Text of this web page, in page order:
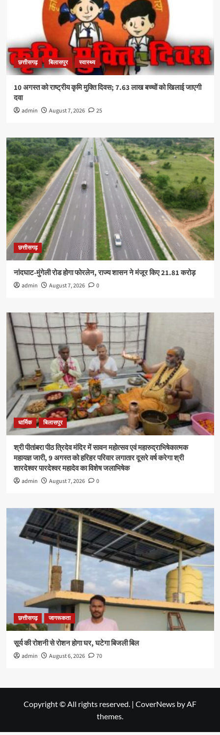
छत्तीसगढ़ बिलासपुर स्वास्थ्य
10 अगस्त को राष्ट्रीय कृमि मुक्ति दिवस; 7.63 लाख बच्चों को खिलाई जाएगी
दवा
admin August 7, 2026 25
छत्तीसगढ़
नांदघाट-मुंगेली रोड होगा फोरलेन, राज्य शासन ने मंजूर किए 21.81 करोड़
admin August 7, 2026 0
धार्मिक बिलासपुर
श्री पीतांबरा पीठ त्रिदेव मंदिर में सावन महोत्सव एवं महारुद्राभिषेकात्मक
महायज्ञ जारी, 9 अगस्त को हरिहर परिवार लगातार दूसरे वर्ष करेगा श्री
शारदेश्वर पारदेश्वर महादेव का विशेष जलाभिषेक
admin August 7, 2026 0
छत्तीसगढ़ जागरूकता
सूर्य की रोशनी से रोशन होगा घर, घटेगा बिजली बिल
admin August 6, 2026 70
Copyright © All rights reserved. | CoverNews by AF
themes.